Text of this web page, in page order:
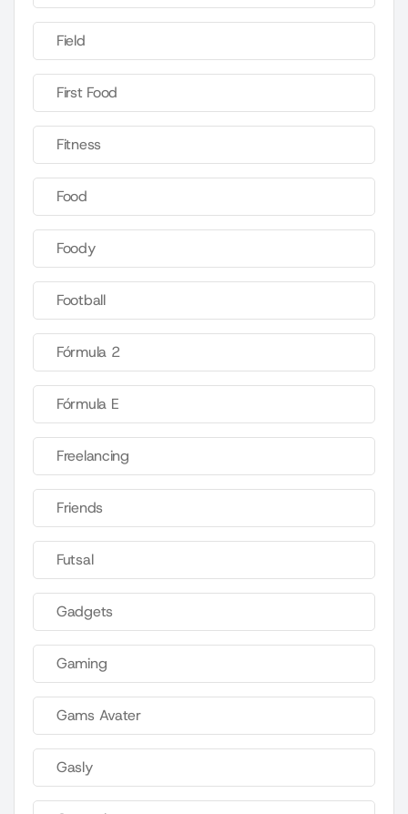
Field
First Food
Fitness
Food
Foody
Football
Fórmula 2
Fórmula E
Freelancing
Friends
Futsal
Gadgets
Gaming
Gams Avater
Gasly